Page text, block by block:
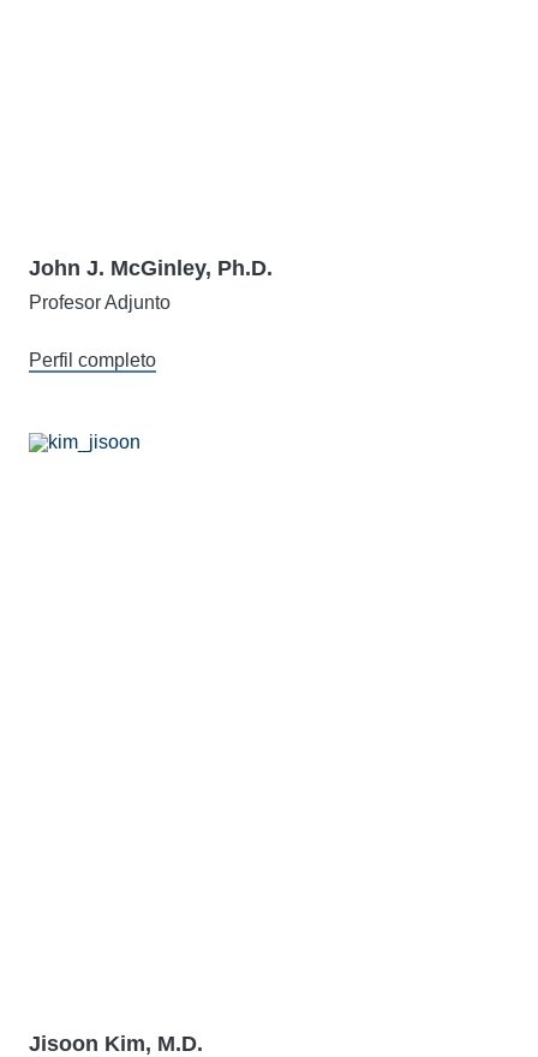
John J. McGinley, Ph.D.
Profesor Adjunto
Perfil completo
Jisoon Kim, M.D.